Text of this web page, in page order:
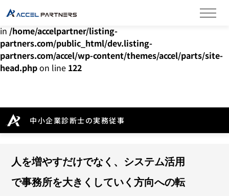
Warning: Undefined array key "HTTP_ACCEPT_LANGUAGE"
in /home/accelpartner/listing-
partners.com/public_html/dev.listing-
partners.com/accel/wp-content/themes/accel/parts/site-
head.phpon line 122
中小企業診断士の実務従事
人を増やすだけでなく、システム活用
で事務所を大きくしていく方向への転